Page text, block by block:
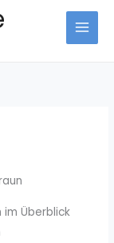
im Überblick